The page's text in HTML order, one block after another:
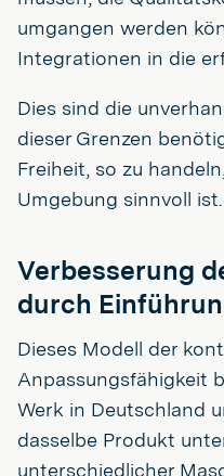
umgangen werden
Integrationen in die
Dies sind die
dieser Grenzen
Freiheit, so zu
Umgebung sinnvoll ist.
Verbesserung
durch
Dieses Modell der
Anpassungsfähigkeit
Werk in Deutschland
dasselbe Produkt
unterschiedlicher